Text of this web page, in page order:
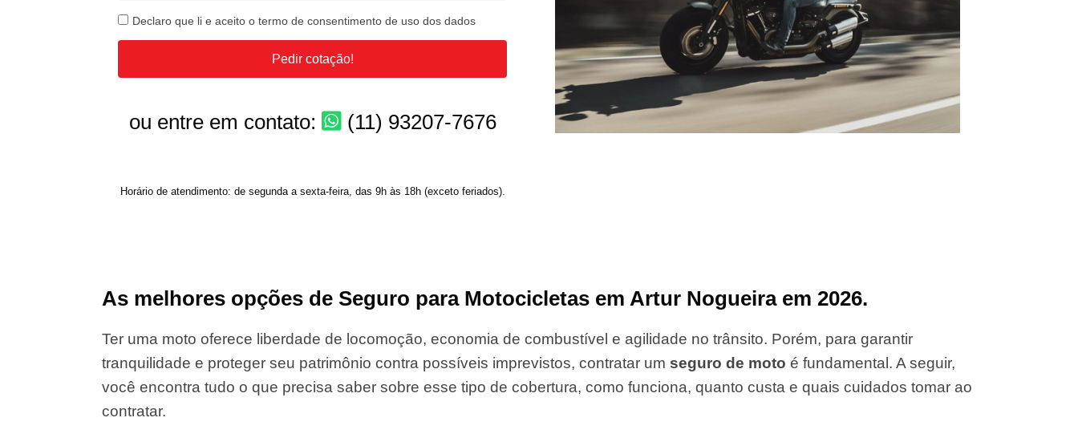
Declaro que li e aceito o termo de consentimento de uso dos dados
Pedir cotação!
ou entre em contato: (11) 93207-7676
Horário de atendimento: de segunda a sexta-feira, das 9h às 18h (exceto feriados).
As melhores opções de Seguro para Motocicletas em Artur Nogueira em 2026.
Ter uma moto oferece liberdade de locomoção, economia de combustível e agilidade no trânsito. Porém, para garantir
tranquilidade e proteger seu patrimônio contra possíveis imprevistos, contratar um seguro de moto é fundamental. A seguir,
você encontra tudo o que precisa saber sobre esse tipo de cobertura, como funciona, quanto custa e quais cuidados tomar ao
contratar.